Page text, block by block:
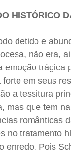
HISTÓRICO
detido e
não era,
emoção
em seus
a tessitura
mas que tem
românticas
no tratamento
enredo. Pois